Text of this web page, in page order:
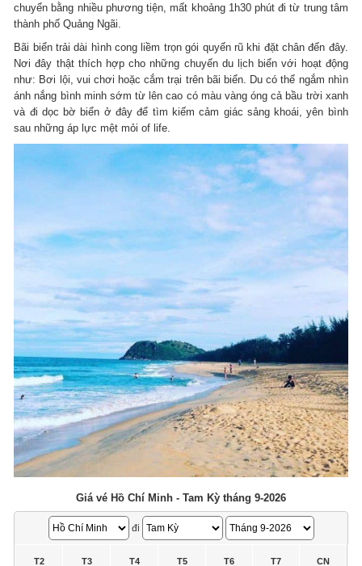
chuyển bằng nhiều phương tiện, mất khoảng 1h30 phút đi từ trung tâm
thành phố Quảng Ngãi.
Bãi biển trải dài hình cong liềm trọn gói quyến rũ khi đặt chân đến đây.
Nơi đây thật thích hợp cho những chuyến du lịch biển với hoạt động
như: Bơi lội, vui chơi hoặc cắm trại trên bãi biển.
Du có thể ngắm nhìn
ánh nắng bình minh sớm từ lên cao có màu vàng óng cả bầu trời xanh
và đi dọc bờ biển ở đây để tìm kiếm cảm giác sảng khoái, yên bình
sau những áp lực mệt mỏi of life.
Giá vé Hồ Chí Minh - Tam Kỳ tháng 9-2026
đi
T2 T3 T4 T5 T6 T7 CN